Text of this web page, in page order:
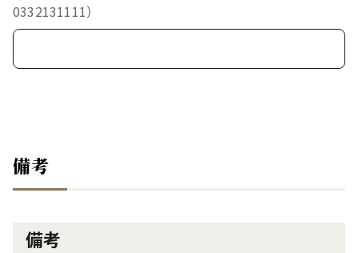
0332131111）
備考
備考